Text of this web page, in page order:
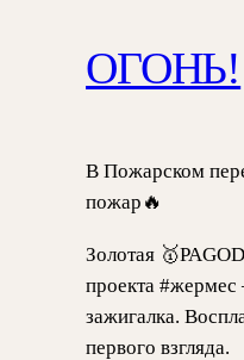
ОГОНЬ!
В Пожарском
пожар🔥
Золотая
проекта
зажигалка.
первого взгляда.